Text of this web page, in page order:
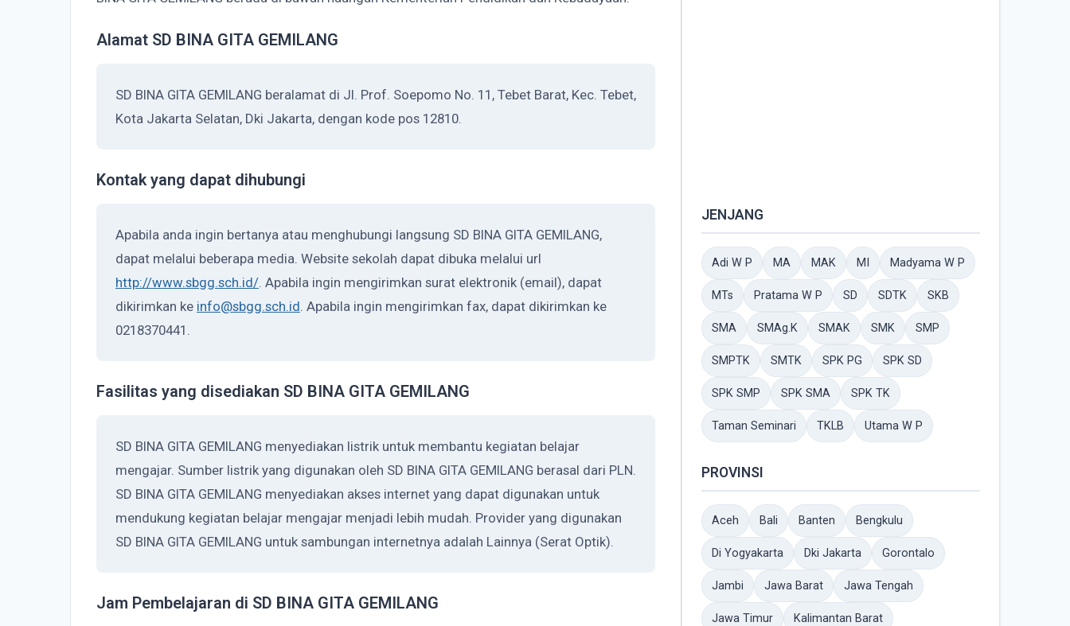
Alamat SD BINA GITA GEMILANG
SD BINA GITA GEMILANG beralamat di Jl. Prof. Soepomo No. 11, Tebet Barat, Kec. Tebet,
Kota Jakarta Selatan, Dki Jakarta, dengan kode pos 12810.
Kontak yang dapat dihubungi
Apabila anda ingin bertanya atau menghubungi langsung SD BINA GITA GEMILANG,
dapat melalui beberapa media. Website sekolah dapat dibuka melalui url
http://www.sbgg.sch.id/. Apabila ingin mengirimkan surat elektronik (email), dapat
dikirimkan ke info@sbgg.sch.id. Apabila ingin mengirimkan fax, dapat dikirimkan ke
0218370441.
Fasilitas yang disediakan SD BINA GITA GEMILANG
SD BINA GITA GEMILANG menyediakan listrik untuk membantu kegiatan belajar
mengajar. Sumber listrik yang digunakan oleh SD BINA GITA GEMILANG berasal dari PLN.
SD BINA GITA GEMILANG menyediakan akses internet yang dapat digunakan untuk
mendukung kegiatan belajar mengajar menjadi lebih mudah. Provider yang digunakan
SD BINA GITA GEMILANG untuk sambungan internetnya adalah Lainnya (Serat Optik).
Jam Pembelajaran di SD BINA GITA GEMILANG
JENJANG
Adi W P MA MAK MI Madyama W P
MTs Pratama W P SD SDTK SKB
SMA SMAg.K SMAK SMK SMP
SMPTK SMTK SPK PG SPK SD
SPK SMP SPK SMA SPK TK
Taman Seminari TKLB Utama W P
PROVINSI
Aceh Bali Banten Bengkulu
Di Yogyakarta Dki Jakarta Gorontalo
Jambi Jawa Barat Jawa Tengah
Jawa Timur Kalimantan Barat